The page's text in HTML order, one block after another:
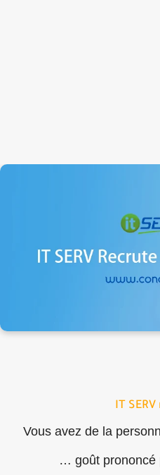
IT
Vous avez de la
goût